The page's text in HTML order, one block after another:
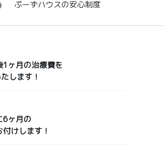
ぷーずハウスの安心制度
1ヶ月の治療費を
します！
6ヶ月の
けします！